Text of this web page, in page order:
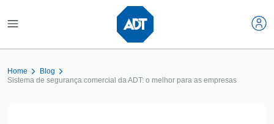
Home
Blog
Sistema de segurança comercial da ADT: o melhor para as empresas